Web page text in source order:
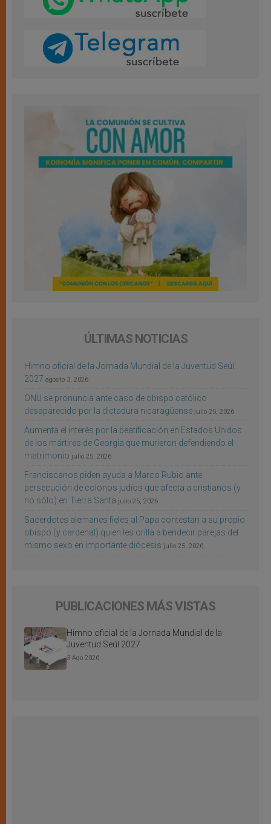
ÚLTIMAS NOTICIAS
Himno oficial de la Jornada Mundial de la Juventud Seúl
2027 agosto 3, 2026
ONU se pronuncia ante caso de obispo católico
desaparecido por la dictadura nicaragüense julio 25, 2026
Aumenta el interés por la beatificación en Estados Unidos
de los mártires de Georgia que murieron defendiendo el
matrimonio julio 25, 2026
Franciscanos piden ayuda a Marco Rubio ante
persecución de colonos judíos que afecta a cristianos (y
no sólo) en Tierra Santa julio 25, 2026
Sacerdotes alemanes fieles al Papa contestan a su propio
obispo (y cardenal) quien les orilla a bendecir parejas del
mismo sexo en importante diócesis julio 25, 2026
PUBLICACIONES MÁS VISTAS
Himno oficial de la Jornada Mundial de la
Juventud Seúl 2027
3 Ago 2026